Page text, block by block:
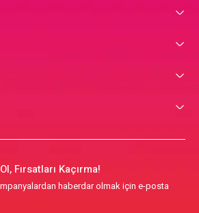
Fırsatları Kaçırma!
haberdar olmak için e-posta